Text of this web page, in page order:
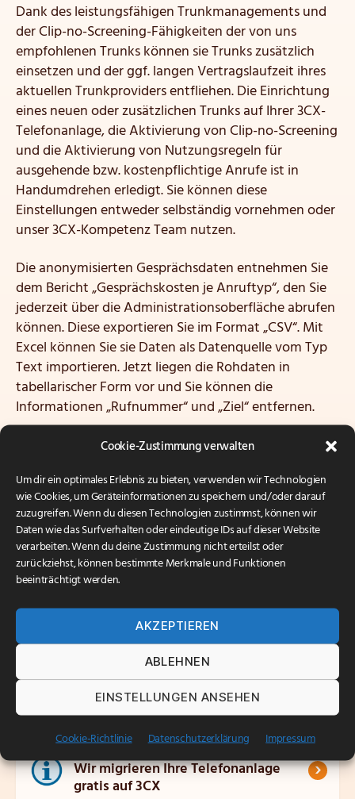
Cookie-Zustimmung verwalten
Um dir ein optimales Erlebnis zu bieten, verwenden wir Technologien
wie Cookies, um Geräteinformationen zu speichern und/oder darauf
zuzugreifen. Wenn du diesen Technologien zustimmst, können wir
Daten wie das Surfverhalten oder eindeutige IDs auf dieser Website
verarbeiten. Wenn du deine Zustimmung nicht erteilst oder
zurückziehst, können bestimmte Merkmale und Funktionen
beeinträchtigt werden.
AKZEPTIEREN
ABLEHNEN
EINSTELLUNGEN ANSEHEN
Cookie-Richtlinie Datenschutzerklärung Impressum
Dank des leistungsfähigen Trunkmanagements und
der Clip-no-Screening-Fähigkeiten der von uns
empfohlenen Trunks können sie Trunks zusätzlich
einsetzen und der ggf. langen Vertragslaufzeit ihres
aktuellen Trunkproviders entfliehen. Die Einrichtung
eines neuen oder zusätzlichen Trunks auf Ihrer 3CX-
Telefonanlage, die Aktivierung von Clip-no-Screening
und die Aktivierung von Nutzungsregeln für
ausgehende bzw. kostenpflichtige Anrufe ist in
Handumdrehen erledigt. Sie können diese
Einstellungen entweder selbständig vornehmen oder
unser 3CX-Kompetenz Team nutzen.
Die anonymisierten Gesprächsdaten entnehmen Sie
dem Bericht „Gesprächskosten je Anruftyp“, den Sie
jederzeit über die Administrationsoberfläche abrufen
können. Diese exportieren Sie im Format „CSV“. Mit
Excel können Sie sie Daten als Datenquelle vom Typ
Text importieren. Jetzt liegen die Rohdaten in
tabellarischer Form vor und Sie können die
Informationen „Rufnummer“ und „Ziel“ entfernen.
Alternativ können Sie mit uns eine formalen
Anforderungen zur EU-
Datenschutzgrundverordnung(EU-DSGVO)
abschließen – als externe Datenschützer sind wir mit
der Materie bestens vertraut.
Dieser Service wird von uns kostenlos und
Wir migrieren Ihre Telefonanlage
gratis auf 3CX ›